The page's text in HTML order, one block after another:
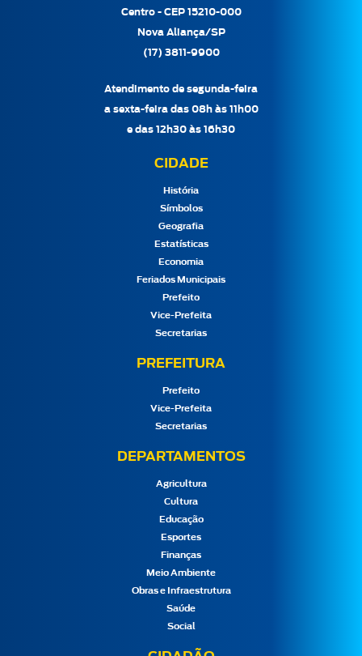
Centro - CEP 15210-000
Nova Aliança/SP
(17) 3811-9900
Atendimento de segunda-feira
a sexta-feira das 08h às 11h00
e das 12h30 às 16h30
CIDADE
História
Símbolos
Geografia
Estatísticas
Economia
Feriados Municipais
Prefeito
Vice-Prefeita
Secretarias
PREFEITURA
Prefeito
Vice-Prefeita
Secretarias
DEPARTAMENTOS
Agricultura
Cultura
Educação
Esportes
Finanças
Meio Ambiente
Obras e Infraestrutura
Saúde
Social